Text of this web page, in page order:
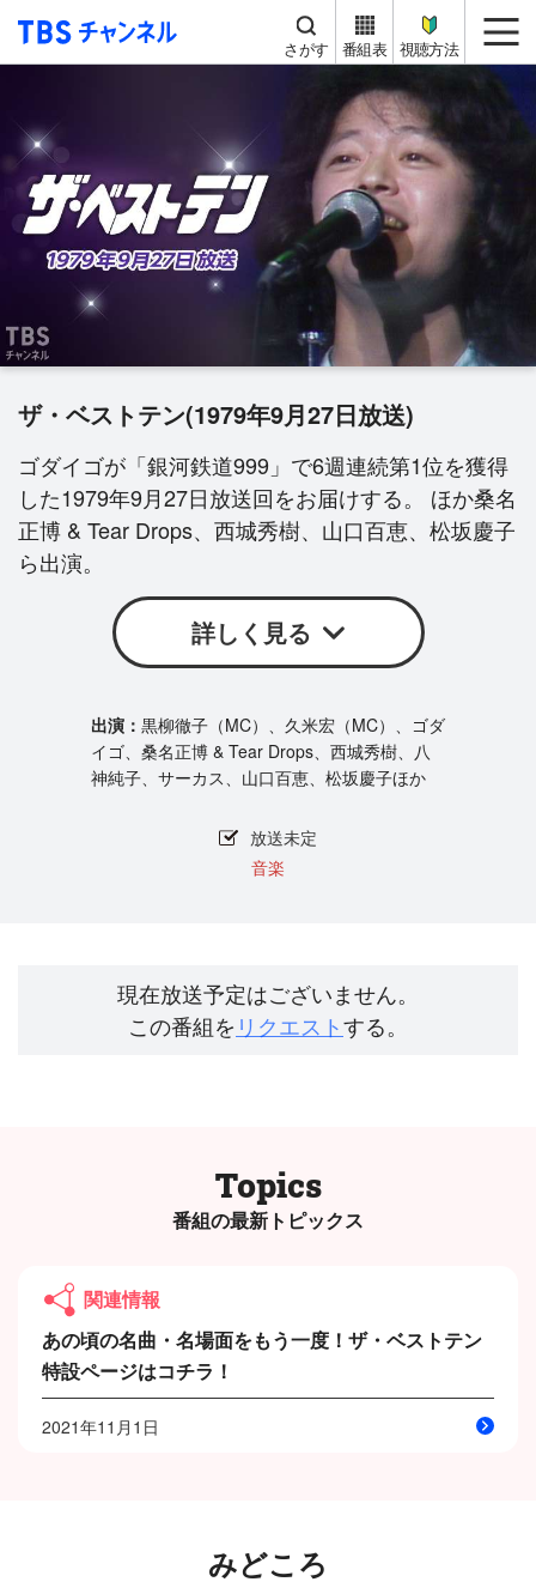
TBS チャンネル
さがす 番組表 視聴方法
ザ・ベストテン(1979年9月27日放送)
ゴダイゴが「銀河鉄道999」で6週連続第1位を獲得
した1979年9月27日放送回をお届けする。 ほか桑名
正博 & Tear Drops、西城秀樹、山口百恵、松坂慶子
ら出演。
詳しく見る
黒柳徹子（MC）、久米宏（MC）、ゴダ
イゴ、桑名正博 & Tear Drops、西城秀樹、八
神純子、サーカス、山口百恵、松坂慶子ほか
放送未定
音楽
現在放送予定はございません。
この番組を リクエストする。
Topics
番組の最新トピックス
関連情報
あの頃の名曲・名場面をもう一度！ザ・ベストテン
特設ページはコチラ！
2021年11月1日
みどころ